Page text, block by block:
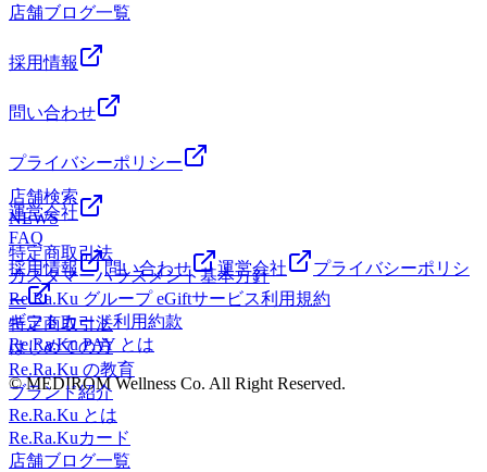
店舗ブログ一覧
採用情報
問い合わせ
プライバシーポリシー
運営会社
特定商取引法
カスタマーハラスメント基本方針
Re.Ra.Ku グループ eGiftサービス利用規約
ギフトカード利用約款
Re.Ra.Ku PAY とは
© MEDIROM Wellness Co. All Right Reserved.
店舗検索
NEWS
FAQ
採用情報
問い合わせ 運営会社
プライバシーポリシ
ー
特定商取引法
はじめての方
Re.Ra.Ku の教育
ブランド紹介
Re.Ra.Ku とは
Re.Ra.Kuカード
店舗ブログ一覧